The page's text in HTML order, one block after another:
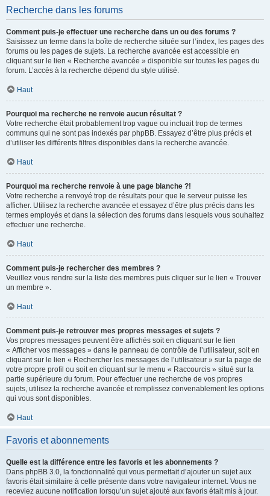
Recherche dans les forums
Comment puis-je effectuer une recherche dans un ou des forums ?
Saisissez un terme dans la boîte de recherche située sur l’index, les pages des
forums ou les pages de sujets. La recherche avancée est accessible en
cliquant sur le lien « Recherche avancée » disponible sur toutes les pages du
forum. L’accès à la recherche dépend du style utilisé.
Haut
Pourquoi ma recherche ne renvoie aucun résultat ?
Votre recherche était probablement trop vague ou incluait trop de termes
communs qui ne sont pas indexés par phpBB. Essayez d’être plus précis et
d’utiliser les différents filtres disponibles dans la recherche avancée.
Haut
Pourquoi ma recherche renvoie à une page blanche ?!
Votre recherche a renvoyé trop de résultats pour que le serveur puisse les
afficher. Utilisez la recherche avancée et essayez d’être plus précis dans les
termes employés et dans la sélection des forums dans lesquels vous souhaitez
effectuer une recherche.
Haut
Comment puis-je rechercher des membres ?
Veuillez vous rendre sur la liste des membres puis cliquer sur le lien « Trouver
un membre ».
Haut
Comment puis-je retrouver mes propres messages et sujets ?
Vos propres messages peuvent être affichés soit en cliquant sur le lien
« Afficher vos messages » dans le panneau de contrôle de l’utilisateur, soit en
cliquant sur le lien « Rechercher les messages de l’utilisateur » sur la page de
votre propre profil ou soit en cliquant sur le menu « Raccourcis » situé sur la
partie supérieure du forum. Pour effectuer une recherche de vos propres
sujets, utilisez la recherche avancée et remplissez convenablement les options
qui vous sont disponibles.
Haut
Favoris et abonnements
Quelle est la différence entre les favoris et les abonnements ?
Dans phpBB 3.0, la fonctionnalité qui vous permettait d’ajouter un sujet aux
favoris était similaire à celle présente dans votre navigateur internet. Vous ne
receviez aucune notification lorsqu’un sujet ajouté aux favoris était mis à jour.